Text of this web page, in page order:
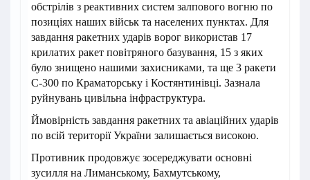
обстрілів з реактивних систем залпового вогню по
позиціях наших військ та населених пунктах. Для
завдання ракетних ударів ворог використав 17
крилатих ракет повітряного базування, 15 з яких
було знищено нашими захисниками, та ще 3 ракети
С-300 по Краматорську і Костянтинівці. Зазнала
руйнувань цивільна інфраструктура.
Ймовірність завдання ракетних та авіаційних ударів
по всій території України залишається високою.
Противник продовжує зосереджувати основні
зусилля на Лиманському, Бахмутському,